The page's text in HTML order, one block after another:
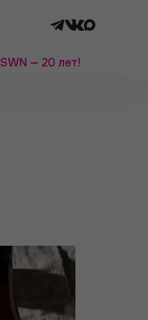
SWN — 20 лет!